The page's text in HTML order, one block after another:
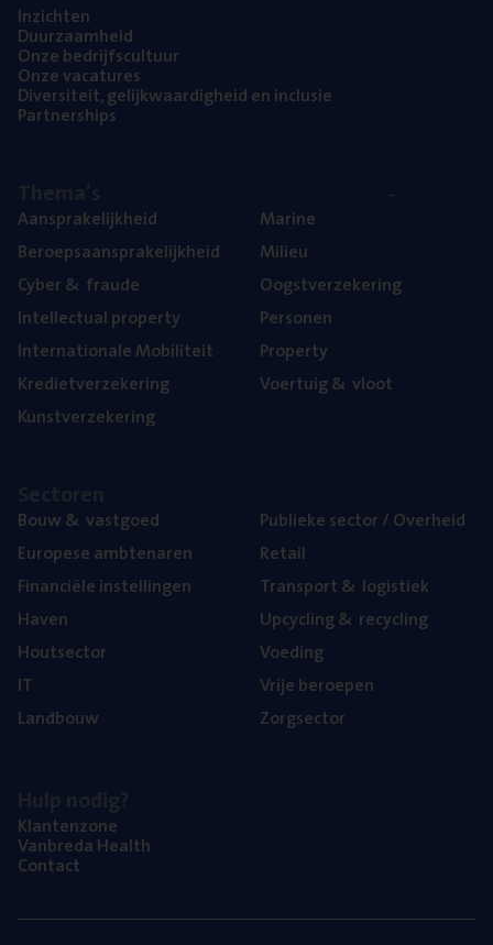
Inzich­ten
Duur­zaam­heid
Onze bedrijfs­cul­tuur
Onze vaca­tu­res
Diver­si­teit, gelijk­waar­dig­heid en inclusie
Part­ner­ships
Aan­spra­ke­lijk­heid
Beroeps­aan­spra­ke­lijk­heid
Cyber& fraude
Intel­lec­tu­al property
Inter­na­ti­o­na­le Mobiliteit
Kre­diet­ver­ze­ke­ring
Kunst­ver­ze­ke­ring
Mari­ne
Mili­eu
Oogst­ver­ze­ke­ring
Per­so­nen
Pro­per­ty
Voer­tuig& vloot
Bouw& vastgoed
Euro­pe­se ambtenaren
Finan­ci­ë­le instellingen
Haven
Hout­sec­tor
IT
Land­bouw
Publie­ke sec­tor / Overheid
Retail
Trans­port& logistiek
Upcy­cling& recycling
Voe­ding
Vrije beroe­pen
Zorg­sec­tor
Klan­ten­zo­ne
Van­b­re­da Health
Con­tact